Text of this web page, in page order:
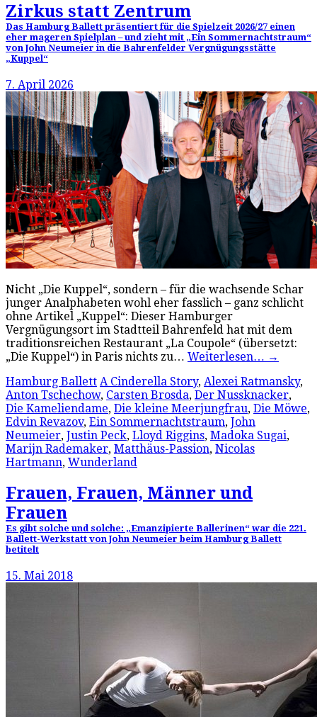
Zirkus statt Zentrum
Das Hamburg Ballett präsentiert für die Spielzeit 2026/27 einen
eher mageren Spielplan – und zieht mit „Ein Sommernachtstraum“
von John Neumeier in die Bahrenfelder Vergnügungsstätte
„Kuppel“
7. April 2026
Nicht „Die Kuppel“, sondern – für die wachsende Schar
junger Analphabeten wohl eher fasslich – ganz schlicht
ohne Artikel „Kuppel“: Dieser Hamburger
Vergnügungsort im Stadtteil Bahrenfeld hat mit dem
traditionsreichen Restaurant „La Coupole“ (übersetzt:
„Die Kuppel“) in Paris nichts zu… Weiterlesen… →
Hamburg Ballett A Cinderella Story, Alexei Ratmansky,
Anton Tschechow, Carsten Brosda, Der Nussknacker,
Die Kameliendame, Die kleine Meerjungfrau, Die Möwe,
Edvin Revazov, Ein Sommernachtstraum, John
Neumeier, Justin Peck, Lloyd Riggins, Madoka Sugai,
Marijn Rademaker, Matthäus-Passion, Nicolas
Hartmann, Wunderland
Frauen, Frauen, Männer und
Frauen
Es gibt solche und solche: „Emanzipierte Ballerinen“ war die 221.
Ballett-Werkstatt von John Neumeier beim Hamburg Ballett
betitelt
15. Mai 2018